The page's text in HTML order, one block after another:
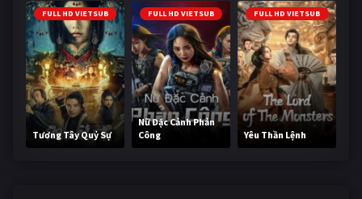
FULL HD VIETSUB
Tương Tây Quỷ Sự
FULL HD VIETSUB
Nữ Đặc Cảnh Phản
Công
FULL HD VIETSUB
Yêu Thần Lệnh